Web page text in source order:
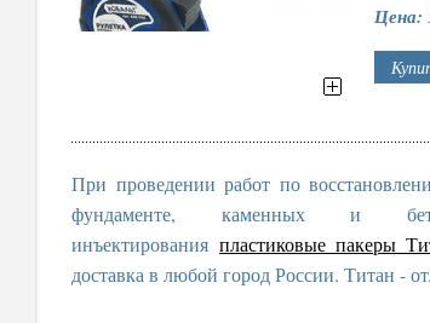
Цена:
При проведении работ по
фундаменте, каменных и
инъектированияпластиковые пакеры
доставка в любой город России. Титан -